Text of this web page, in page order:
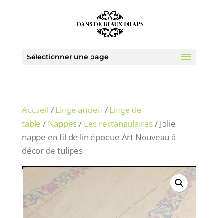
Sélectionner une page
Accueil / Linge ancien / Linge de
table / Nappes/ Les rectangulaires/ Jolie
nappe en fil de lin époque Art Nouveau à
décor de tulipes